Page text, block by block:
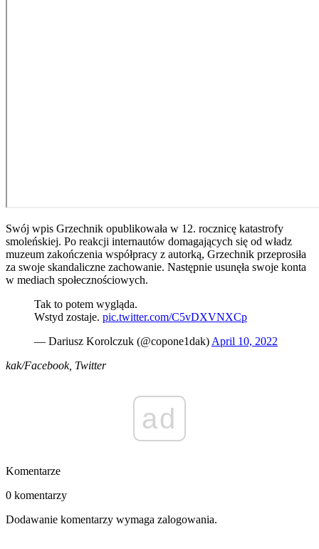
Swój wpis Grzechnik opublikowała w 12. rocznicę katastrofy
smoleńskiej. Po reakcji internautów domagających się od władz
muzeum zakończenia współpracy z autorką, Grzechnik przeprosiła
za swoje skandaliczne zachowanie. Następnie usunęła swoje konta
w mediach społecznościowych.
Tak to potem wygląda.
Wstyd zostaje. pic.twitter.com/C5vDXVNXCp
— Dariusz Korolczuk (@copone1dak)April 10, 2022
kak/Facebook, Twitter
ad
Komentarze
0 komentarzy
Dodawanie komentarzy wymaga zalogowania.